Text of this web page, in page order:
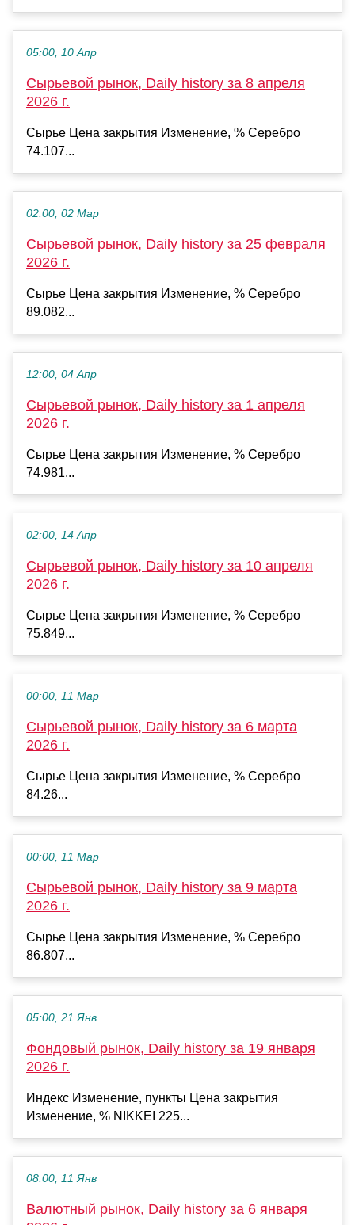
05:00, 10 Апр
Сырьевой рынок, Daily history за 8 апреля
2026 г.
Сырье Цена закрытия Изменение, % Серебро
74.107...
02:00, 02 Мар
Сырьевой рынок, Daily history за 25 февраля
2026 г.
Сырье Цена закрытия Изменение, % Серебро
89.082...
12:00, 04 Апр
Сырьевой рынок, Daily history за 1 апреля
2026 г.
Сырье Цена закрытия Изменение, % Серебро
74.981...
02:00, 14 Апр
Сырьевой рынок, Daily history за 10 апреля
2026 г.
Сырье Цена закрытия Изменение, % Серебро
75.849...
00:00, 11 Мар
Сырьевой рынок, Daily history за 6 марта
2026 г.
Сырье Цена закрытия Изменение, % Серебро
84.26...
00:00, 11 Мар
Сырьевой рынок, Daily history за 9 марта
2026 г.
Сырье Цена закрытия Изменение, % Серебро
86.807...
05:00, 21 Янв
Фондовый рынок, Daily history за 19 января
2026 г.
Индекс Изменение, пункты Цена закрытия
Изменение, % NIKKEI 225...
08:00, 11 Янв
Валютный рынок, Daily history за 6 января